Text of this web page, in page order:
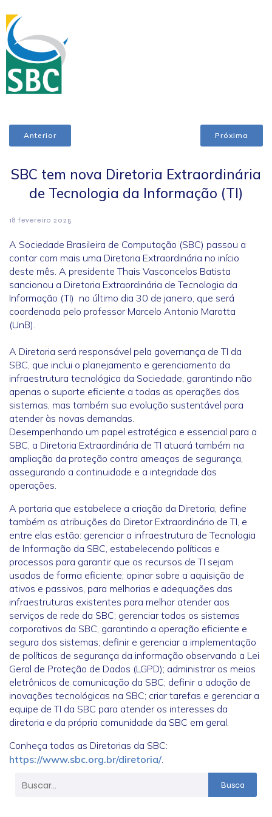
Anterior Próxima
SBC tem nova Diretoria Extraordinária
de Tecnologia da Informação (TI)
18 fevereiro 2025
A Sociedade Brasileira de Computação (SBC) passou a
contar com mais uma Diretoria Extraordinária no início
deste mês. A presidente Thais Vasconcelos Batista
sancionou a Diretoria Extraordinária de Tecnologia da
Informação (TI) no último dia 30 de janeiro, que será
coordenada pelo professor Marcelo Antonio Marotta
(UnB).
A Diretoria será responsável pela governança de TI da
SBC, que inclui o planejamento e gerenciamento da
infraestrutura tecnológica da Sociedade, garantindo não
apenas o suporte eficiente a todas as operações dos
sistemas, mas também sua evolução sustentável para
atender às novas demandas.
Desempenhando um papel estratégica e essencial para a
SBC, a Diretoria Extraordinária de TI atuará também na
ampliação da proteção contra ameaças de segurança,
assegurando a continuidade e a integridade das
operações.
A portaria que estabelece a criação da Diretoria, define
também as atribuições do Diretor Extraordinário de TI, e
entre elas estão: gerenciar a infraestrutura de Tecnologia
de Informação da SBC, estabelecendo políticas e
processos para garantir que os recursos de TI sejam
usados de forma eficiente; opinar sobre a aquisição de
ativos e passivos, para melhorias e adequações das
infraestruturas existentes para melhor atender aos
serviços de rede da SBC; gerenciar todos os sistemas
corporativos da SBC, garantindo a operação eficiente e
segura dos sistemas; definir e gerenciar a implementação
de políticas de segurança da informação observando a Lei
Geral de Proteção de Dados (LGPD); administrar os meios
eletrônicos de comunicação da SBC; definir a adoção de
inovações tecnológicas na SBC; criar tarefas e gerenciar a
equipe de TI da SBC para atender os interesses da
diretoria e da própria comunidade da SBC em geral.
Conheça todas as Diretorias da SBC:
https://www.sbc.org.br/diretoria/.
Busca